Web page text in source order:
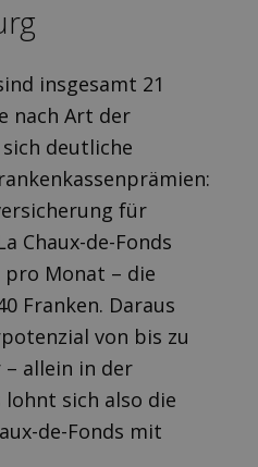
insgesamt 21
nach Art der
deutliche
für
Chaux-de-Fonds
pro Monat – die
Franken. Daraus
von bis zu
– allein in der
lohnt sich also die
de-Fonds mit